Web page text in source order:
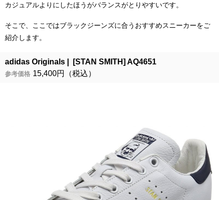
カジュアルよりにしたほうがバランスがとりやすいです。
そこで、ここではブラックジーンズに合うおすすめスニーカーをご
紹介します。
adidas Originals [STAN SMITH] AQ4651
参考価格 15,400円（税込）